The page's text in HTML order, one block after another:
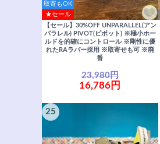
取寄もOK
★セール
【セール】30%OFF UNPARALLEL(アン
パラレル) PIVOT(ピボット) ※極小ホー
ルドを的確にコントロール ※剛性に優
れたRAラバー採用 ※取寄せも可 ※廃
番
23,980円
16,786円
25